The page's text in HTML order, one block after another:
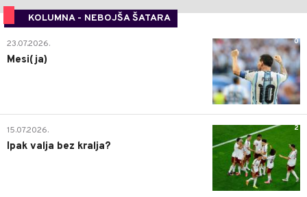
KOLUMNA - NEBOJŠA ŠATARA
0
23.07.2026.
Mesi(ja)
2
15.07.2026.
Ipak valja bez kralja?